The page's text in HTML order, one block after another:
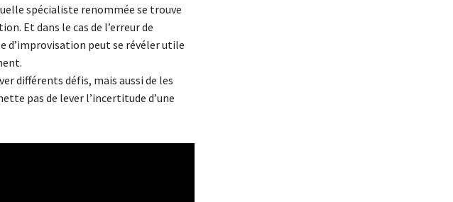
spécialiste renommée se trouve
Et dans le cas de l’erreur de
d’improvisation peut se révéler utile
différents défis, mais aussi de les
pas de lever l’incertitude d’une